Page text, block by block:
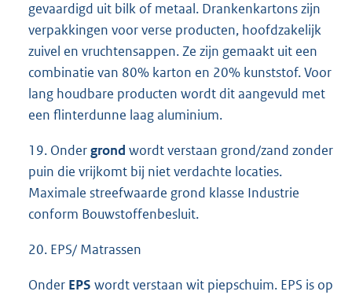
gevaardigd uit bilk of metaal. Drankenkartons zijn
verpakkingen voor verse producten, hoofdzakelijk
zuivel en vruchtensappen. Ze zijn gemaakt uit een
combinatie van 80% karton en 20% kunststof. Voor
lang houdbare producten wordt dit aangevuld met
een flinterdunne laag aluminium.
19. Ondergrond wordt verstaan grond/zand zonder
puin die vrijkomt bij niet verdachte locaties.
Maximale streefwaarde grond klasse Industrie
conform Bouwstoffenbesluit.
20. EPS/ Matrassen
Onder EPS wordt verstaan wit piepschuim. EPS is op